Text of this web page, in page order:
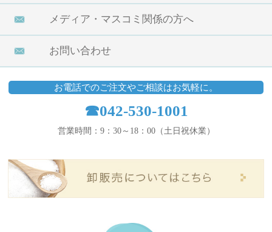
メディア・マスコミ関係の方へ
お問い合わせ
お電話でのご注文やご相談はお気軽に。
☎042-530-1001
営業時間：9：30～18：00（土日祝休業）